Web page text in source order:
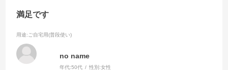
満足です
用途:ご自宅用(普段使い)
no name
年代:50代 性別:女性